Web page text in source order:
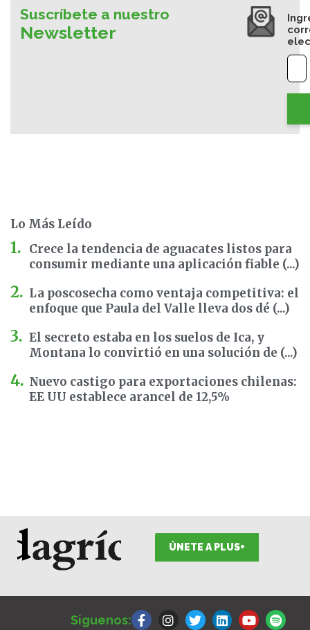
Suscríbete a nuestro
Newsletter
Lo Más Leído
Crece la tendencia de aguacates listos para
consumir mediante una aplicación fiable (...)
La poscosecha como ventaja competitiva: el
enfoque que Paula del Valle lleva dos dé (...)
El secreto estaba en los suelos de Ica, y
Montana lo convirtió en una solución de (...)
Nuevo castigo para exportaciones chilenas:
EE UU establece arancel de 12,5%
ÚNETE A PLUS+
Siguenos:
a
c
n
s
w
i
i
n
o
u
p
o